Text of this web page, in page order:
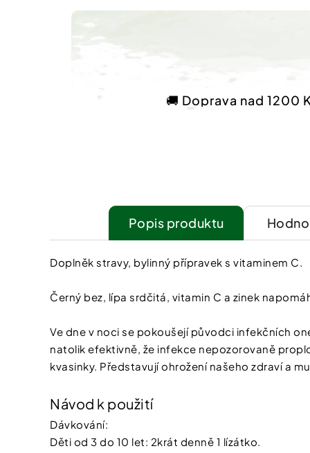
🚚 Doprava nad 1200
Popis
Doplněk stravy, bylinný přípravek s vitaminem C.
Černý bez, lípa srdčitá, vitamin C a zinek
Ve dne v noci se pokoušejí původci infekčních
natolik efektivně, že infekce nepozorovaně
kvasinky. Představují ohrožení našeho zdraví a
Návod k použití
Dávkování:
Děti od 3 do 10 let: 2krát denně 1 lízátko.